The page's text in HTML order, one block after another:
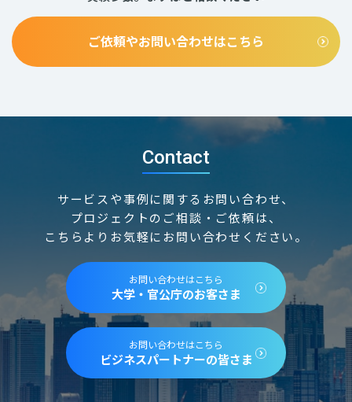
ご依頼やお問い合わせはこちら
Contact
サービスや事例に関するお問い合わせ、
プロジェクトのご相談・ご依頼は、
こちらよりお気軽にお問い合わせください。
お問い合わせはこちら
大学・官公庁のお客さま
お問い合わせはこちら
ビジネスパートナーの皆さま